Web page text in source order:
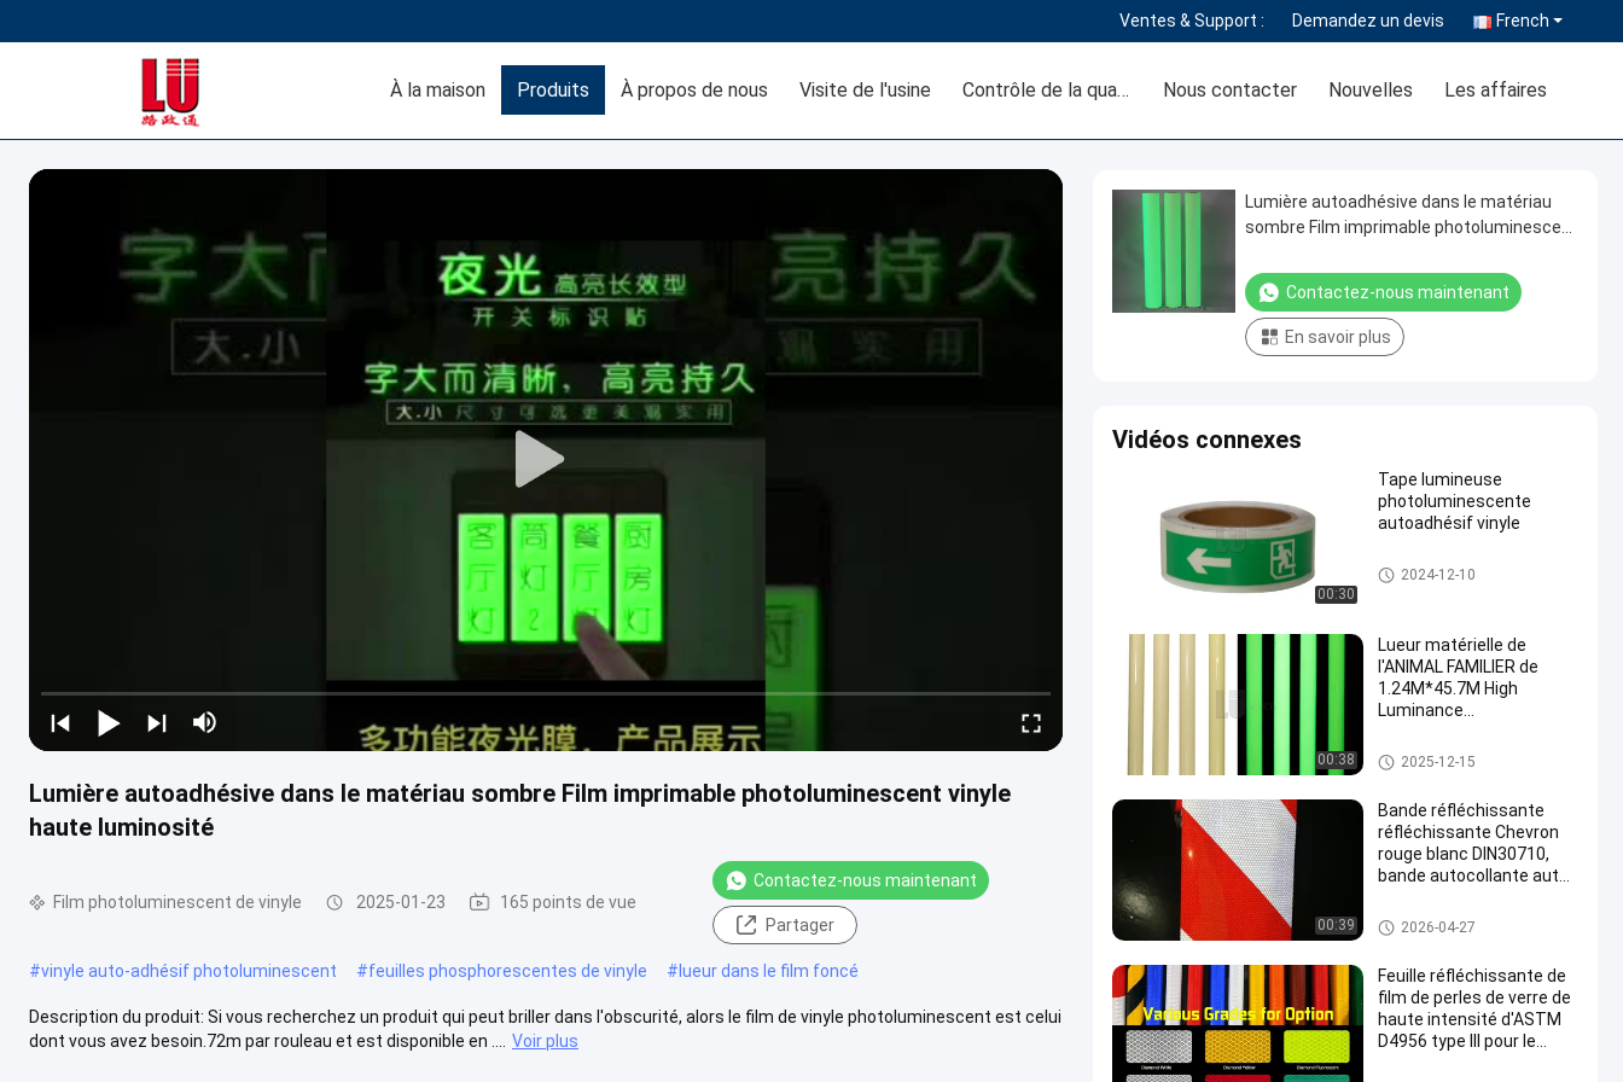
Ventes & Support : Demandez un devis French
À la maison Produits À propos de nous Visite de l'usine Contrôle de la qualité Nous contacter Nouvelles Les affaires
Lumière autoadhésive dans le matériau sombre Film imprimable photoluminescent vinyle
haute luminosité
Film photoluminescent de vinyle 2025-01-23 165 points de vue
Contactez-nous maintenant
Partager
#vinyle auto-adhésif photoluminescent #feuilles phosphorescentes de vinyle #lueur dans le film foncé
Description du produit: Si vous recherchez un produit qui peut briller dans l'obscurité, alors le film de vinyle photoluminescent est celui
dont vous avez besoin.72m par rouleau et est disponible en ....
Voir plus
Lumière autoadhésive dans le matériau
sombre Film imprimable photoluminescent
Contactez-nous maintenant
En savoir plus
Vidéos connexes
00:30
Tape lumineuse
photoluminescente
autoadhésif vinyle
Film photoluminescent de viny
le
2024-12-10
00:38
Lueur matérielle de
l'ANIMAL FAMILIER de
1.24M*45.7M High
Luminance
foncé
Film photoluminescent de viny
le
2025-12-15
00:39
Bande réfléchissante
réfléchissante Chevron
rouge blanc DIN30710,
bande autocollante auto-
rouleau réfléchissant
Bande réfléchie d'inscription d
e véhicule
2026-04-27
Feuille réfléchissante de
film de perles de verre de
haute intensité d'ASTM
D4956 type III pour le